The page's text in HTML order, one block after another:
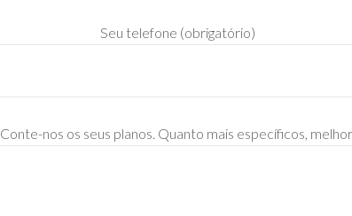
Seu telefone (obrigatório)
Conte-nos os seus planos. Quanto mais específicos,